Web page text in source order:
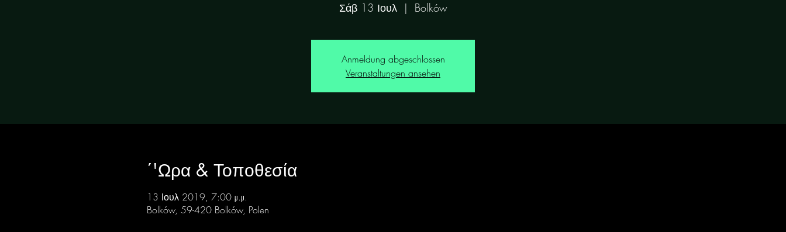
Σάβ 13 Ιουλ
  |
Bolków
Anmeldung abgeschlossen
Veranstaltungen ansehen
΄'Ωρα & Τοποθεσία
13 Ιουλ 2019, 7:00 μ.μ.
Bolków, 59-420 Bolków, Polen